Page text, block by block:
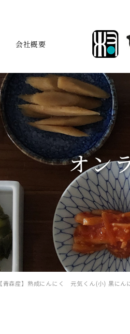
会社概要
オン
【青森産】熟成にんにく 元気くん(小) 黒にん